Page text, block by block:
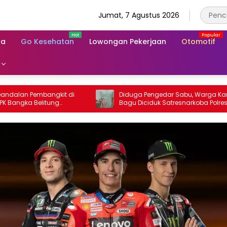
Jumat, 7 Agustus 2026
Go Kesehatan Lowongan Pekerjaan Otomotif
di
Diduga Pengedar Sabu, Warga Karang
Bagu Diciduk Satresnarkoba Polresta
Mataram